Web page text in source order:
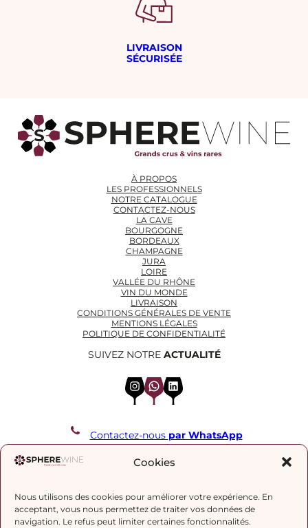
Cookies
Nous utilisons des cookies pour améliorer votre expérience. En
acceptant, vous nous permettez de traiter vos données de
navigation. Le refus peut limiter certaines fonctionnalités.
LIVRAISON
SÉCURISÉE
À PROPOS
LES PROFESSIONNELS
NOTRE CATALOGUE
CONTACTEZ-NOUS
LA CAVE
BOURGOGNE
BORDEAUX
CHAMPAGNE
JURA
LOIRE
VALLÉE DU RHÔNE
VIN DU MONDE
LIVRAISON
CONDITIONS GÉNÉRALES DE VENTE
MENTIONS LÉGALES
POLITIQUE DE CONFIDENTIALITÉ
SUIVEZ NOTRE ACTUALITÉ
InstagramWhatsApp LinkedIn
Contactez-nous par WhatsApp
REJOIGNEZ NOTRE LISTE DE DIFFUSION
politique de confidentialité.